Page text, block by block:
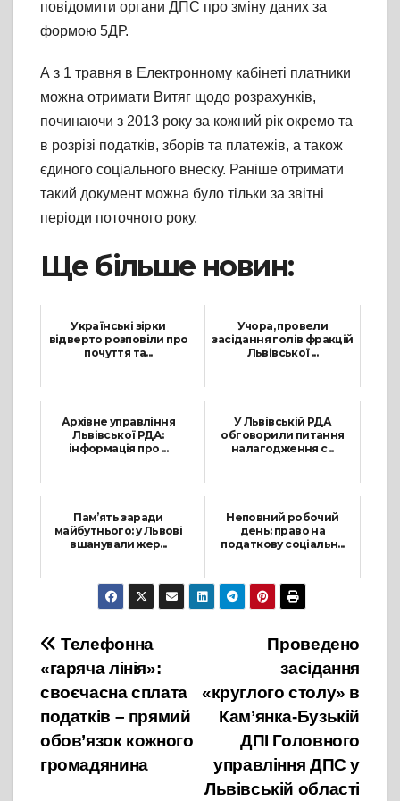
повідомити органи ДПС про зміну даних за
формою 5ДР.
А з 1 травня в Електронному кабінеті платники
можна отримати Витяг щодо розрахунків,
починаючи з 2013 року за кожний рік окремо та
в розрізі податків, зборів та платежів, а також
єдиного соціального внеску. Раніше отримати
такий документ можна було тільки за звітні
періоди поточного року.
Ще більше новин:
Українські зірки
відверто розповіли про
почуття та...
Учора, провели
засідання голів фракцій
Львівської ...
Архівне управління
Львівської РДА:
інформація про ...
У Львівській РДА
обговорили питання
налагодження с...
Пам’ять заради
майбутнього: у Львові
вшанували жер...
27 Січня, 2026
Неповний робочий
день: право на
податкову соціальн...
8 Липня, 2026
Навігація
записів
Проведено
засідання
«круглого столу» в
Кам’янка-Бузькій
ДПІ Головного
управління ДПС у
Львівській області
Телефонна
«гаряча лінія»:
своєчасна сплата
податків – прямий
обов’язок кожного
громадянина